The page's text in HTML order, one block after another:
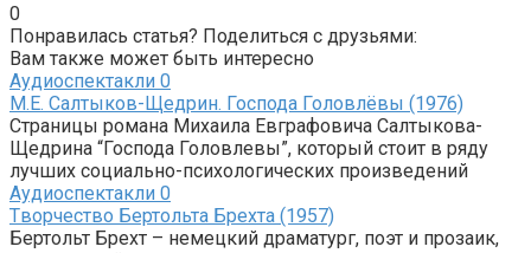
0
Понравилась статья? Поделиться с друзьями:
Вам также может быть интересно
Аудиоспектакли 0
М.Е. Салтыков-Щедрин. Господа Головлёвы (1976)
Страницы романа Михаила Евграфовича Салтыкова-
Щедрина “Господа Головлевы”, который стоит в ряду
лучших социально-психологических произведений
Аудиоспектакли 0
Tворчество Бертольта Брехта (1957)
Бертольт Брехт – немецкий драматург, поэт и прозаик,